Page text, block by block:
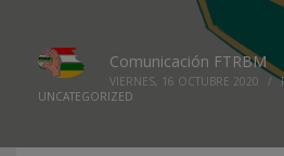
Comunicación FTRBM
VIERNES, 16 OCTUBRE 2020 /
UNCATEGORIZED